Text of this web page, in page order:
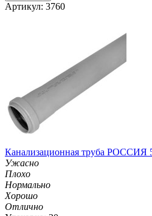
Артикул: 3760
Канализационная труба РОССИЯ
Ужасно
Плохо
Нормально
Хорошо
Отлично